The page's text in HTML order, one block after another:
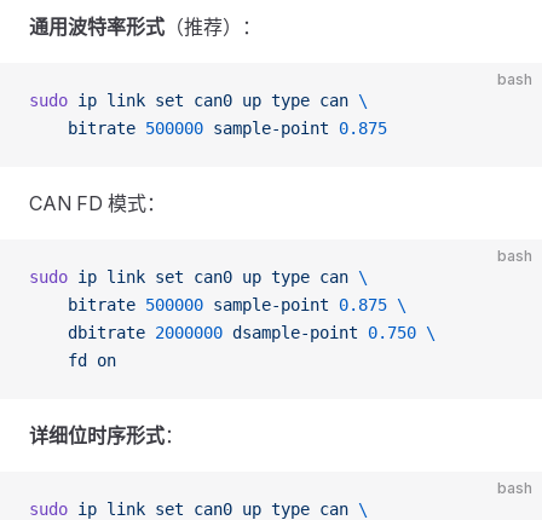
通用波特率形式 （推荐）：
bash
sudo ip link set can0 up type can \
    bitrate
500000 sample-point 0.875
CAN FD 模式：
bash
sudo ip link set can0 up type can \
    bitrate
500000 sample-point 0.875 \
    dbitrate
2000000 dsample-point 0.750 \
    fd
on
详细位时序形式：
bash
sudo ip link set can0 up type can \